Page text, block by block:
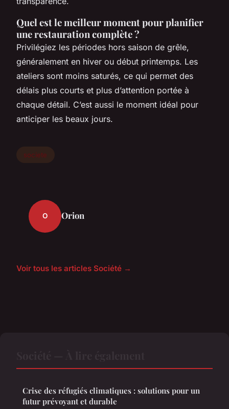
Quel est le meilleur moment pour planifier
une restauration complète ?
Privilégiez les périodes hors saison de grêle,
généralement en hiver ou début printemps. Les
ateliers sont moins saturés, ce qui permet des
délais plus courts et plus d’attention portée à
chaque détail. C’est aussi le moment idéal pour
anticiper les beaux jours.
societe
O Orion
Voir tous les articles Société →
Crise des réfugiés climatiques : solutions pour un
futur prévoyant et durable